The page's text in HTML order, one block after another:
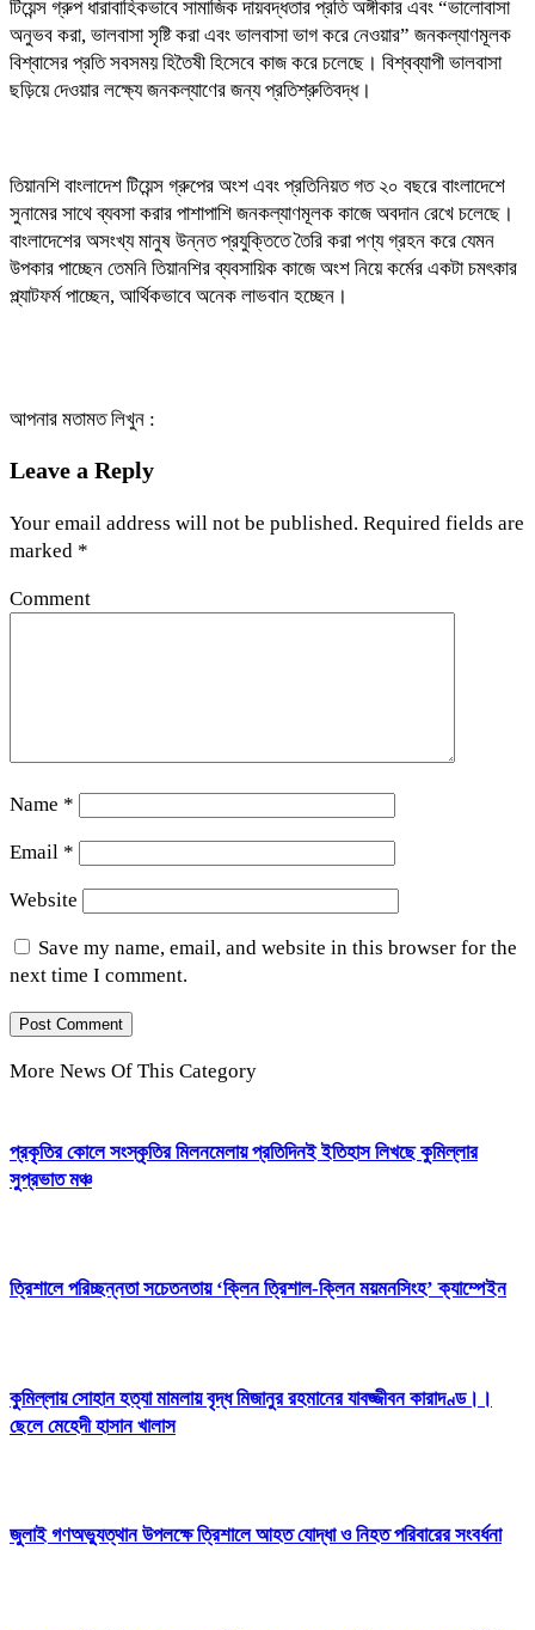
টিয়েন্স গ্রুপ ধারাবাহিকভাবে সামাজিক দায়বদ্ধতার প্রতি অঙ্গীকার এবং “ভালোবাসা
অনুভব করা, ভালবাসা সৃষ্টি করা এবং ভালবাসা ভাগ করে নেওয়ার” জনকল্যাণমূলক
বিশ্বাসের প্রতি সবসময় হিতৈষী হিসেবে কাজ করে চলেছে। বিশ্বব্যাপী ভালবাসা
ছড়িয়ে দেওয়ার লক্ষ্যে জনকল্যাণের জন্য প্রতিশ্রুতিবদ্ধ।
তিয়ানশি বাংলাদেশ টিয়েন্স গ্রুপের অংশ এবং প্রতিনিয়ত গত ২০ বছরে বাংলাদেশে
সুনামের সাথে ব্যবসা করার পাশাপাশি জনকল্যাণমূলক কাজে অবদান রেখে চলেছে।
বাংলাদেশের অসংখ্য মানুষ উন্নত প্রযুক্তিতে তৈরি করা পণ্য গ্রহন করে যেমন
উপকার পাচ্ছেন তেমনি তিয়ানশির ব্যবসায়িক কাজে অংশ নিয়ে কর্মের একটা চমৎকার
প্ল্যাটফর্ম পাচ্ছেন, আর্থিকভাবে অনেক লাভবান হচ্ছেন।
আপনার মতামত লিখুন :
Leave a Reply
Your email address will not be published. Required fields are
marked *
Comment
Name *
Email *
Website
Save my name, email, and website in this browser for the
next time I comment.
More News Of This Category
প্রকৃতির কোলে সংস্কৃতির মিলনমেলায় প্রতিদিনই ইতিহাস লিখছে কুমিল্লার
সুপ্রভাত মঞ্চ
ত্রিশালে পরিচ্ছন্নতা সচেতনতায় ‘ক্লিন ত্রিশাল-ক্লিন ময়মনসিংহ’ ক্যাম্পেইন
কুমিল্লায় সোহান হত্যা মামলায় বৃদ্ধ মিজানুর রহমানের যাবজ্জীবন কারাদণ্ড।।
ছেলে মেহেদী হাসান খালাস
জুলাই গণঅভ্যুত্থান উপলক্ষে ত্রিশালে আহত যোদ্ধা ও নিহত পরিবারের সংবর্ধনা